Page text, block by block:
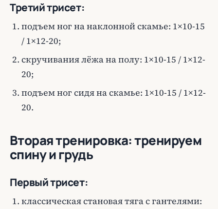
Третий трисет:
подъем ног на наклонной скамье: 1×10-15
/ 1×12-20;
скручивания лёжа на полу: 1×10-15 / 1×12-
20;
подъем ног сидя на скамье: 1×10-15 / 1×12-
20.
Вторая тренировка: тренируем
спину и грудь
Первый трисет:
классическая становая тяга с гантелями: